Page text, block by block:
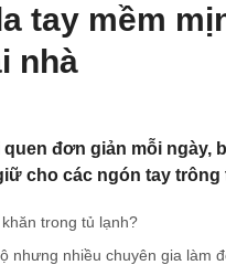
tay mềm
nhà
đơn giản mỗi ngày,
cho các ngón tay
trong tủ lạnh?
nhưng nhiều chuyên gia làm